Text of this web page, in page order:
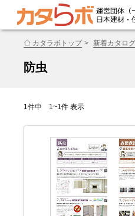
カタラボトップ 新着カタロ
防虫
1件中 1~1件 表示